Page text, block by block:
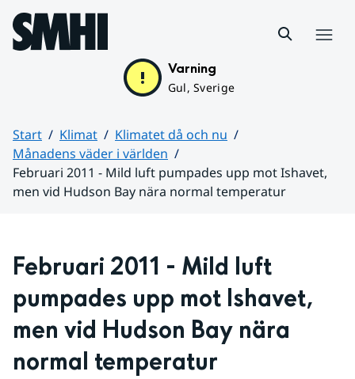
Hoppa till sidans innehåll
Varning
Gul, Sverige
Start Klimat
Klimatet då och nu
Månadens väder i världen
Februari 2011 - Mild luft pumpades upp mot Ishavet,
men vid Hudson Bay nära normal temperatur
Februari 2011 - Mild luft
pumpades upp mot Ishavet,
men vid Hudson Bay nära
normal temperatur